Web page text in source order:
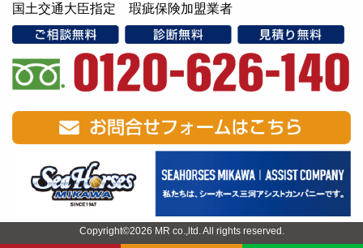
国土交通大臣指定 瑕疵保険加盟業者
Copyright©2026 MR co.,ltd. All rights reserved.